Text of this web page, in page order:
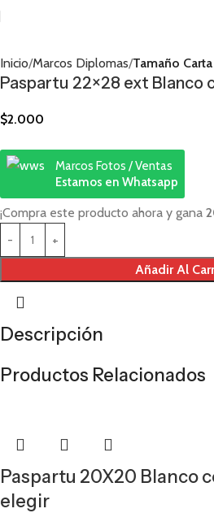
Inicio Marcos Diplomas Tamaño
Paspartu 22×28 ext Blanco
$2.000
Marcos Fotos / Ventas
Estamos en Whatsapp
¡Compra este producto ahora y gana
Añadir Al
Descripción
Productos Relacionados
Paspartu 20X20 Blanco
elegir